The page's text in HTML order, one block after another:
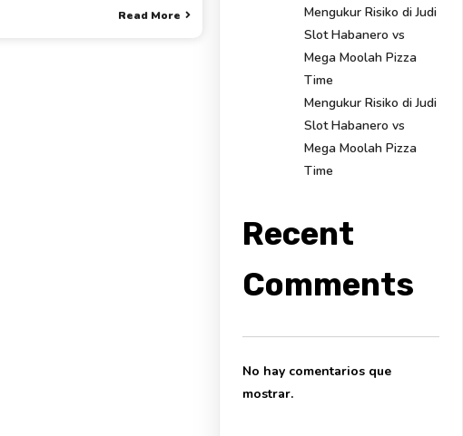
Read More
Mengukur Risiko di Judi
Slot Habanero vs
Mega Moolah Pizza
Time
Mengukur Risiko di Judi
Slot Habanero vs
Mega Moolah Pizza
Time
Recent
Comments
No hay comentarios que
mostrar.